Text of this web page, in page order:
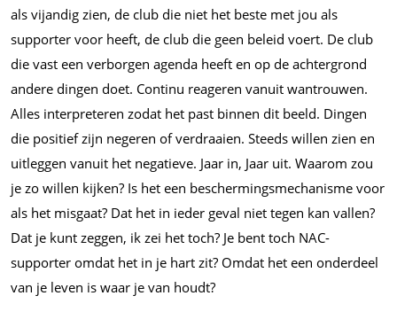
als vijandig zien, de club die niet het beste met jou als
supporter voor heeft, de club die geen beleid voert. De club
die vast een verborgen agenda heeft en op de achtergrond
andere dingen doet. Continu reageren vanuit wantrouwen.
Alles interpreteren zodat het past binnen dit beeld. Dingen
die positief zijn negeren of verdraaien. Steeds willen zien en
uitleggen vanuit het negatieve. Jaar in, Jaar uit. Waarom zou
je zo willen kijken? Is het een beschermingsmechanisme voor
als het misgaat? Dat het in ieder geval niet tegen kan vallen?
Dat je kunt zeggen, ik zei het toch? Je bent toch NAC-
supporter omdat het in je hart zit? Omdat het een onderdeel
van je leven is waar je van houdt?